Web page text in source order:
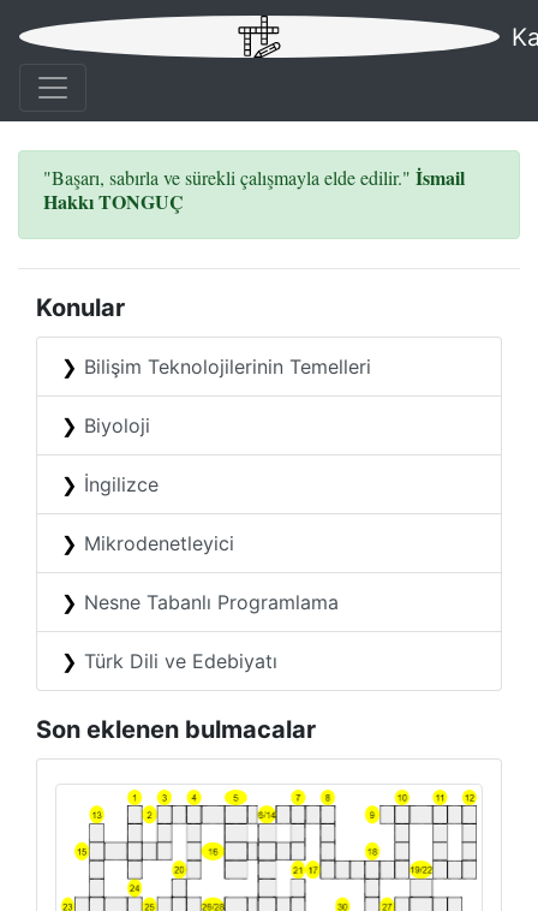
"Başarı, sabırla ve sürekli çalışmayla elde edilir." İsmail
Hakkı TONGUÇ
Konular
Bilişim Teknolojilerinin Temelleri
Biyoloji
İngilizce
Mikrodenetleyici
Nesne Tabanlı Programlama
Türk Dili ve Edebiyatı
Son eklenen bulmacalar